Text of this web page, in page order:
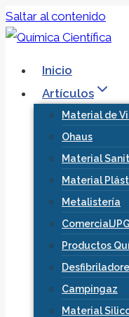
Saltar al contenido
Inicio
Artículos
Material de
Ohaus
Material
Material
Metalistería
ComercialJPG
Productos
Campingaz
Material